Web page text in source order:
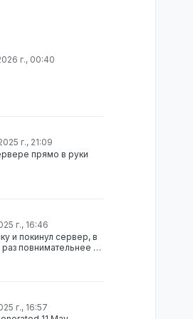
г., 00:40
г., 21:09
прямо в руки
г., 16:46
и покинул сервер, в
повнимательнее с
Other Player
Кентрелл Бенетт
г., 16:57